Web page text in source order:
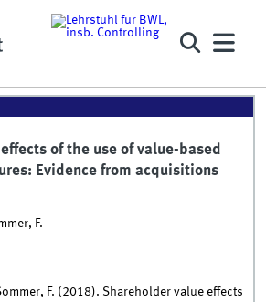
of the use of value-based
Evidence from acquisitions
F.
F. (2018). Shareholder value effects